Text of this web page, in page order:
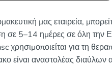
μας εταιρεία,
σε 5–14 ημέρες σε όλη την
χρησιμοποιείται για τη
είναι αναστολέας διαύλων